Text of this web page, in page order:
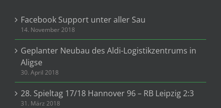
Facebook Support unter aller Sau
14. November 2018
Geplanter Neubau des Aldi-Logistikzentrums in
Aligse
30. April 2018
28. Spieltag 17/18 Hannover 96 – RB Leipzig 2:3
31. März 2018